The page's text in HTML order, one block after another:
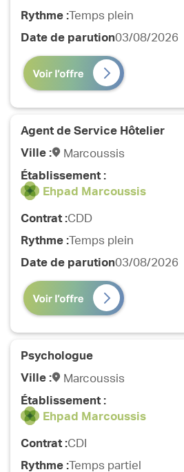
Rythme :Temps plein
Date de parution03/08/2026
Agent de Service Hôtelier
Ville :
Marcoussis
Établissement :
Ehpad Marcoussis
Contrat :CDD
Rythme :Temps plein
Date de parution03/08/2026
Psychologue
Ville :
Marcoussis
Établissement :
Ehpad Marcoussis
Contrat :CDI
Rythme :Temps partiel